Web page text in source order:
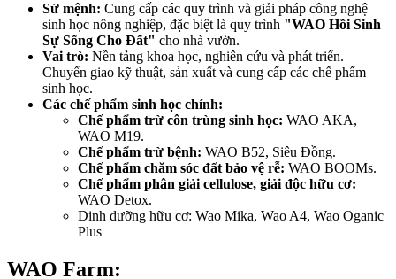
Sứ mệnh: Cung cấp các quy trình và giải pháp công nghệ
sinh học nông nghiệp, đặc biệt là quy trình "WAO Hồi Sinh
Sự Sống Cho Đất" cho nhà vườn.
Vai trò: Nền tảng khoa học, nghiên cứu và phát triển.
Chuyển giao kỹ thuật, sản xuất và cung cấp các chế phẩm
sinh học.
Các chế phẩm sinh học chính:
Chế phẩm trừ côn trùng sinh học: WAO AKA,
WAO M19.
Chế phẩm trừ bệnh: WAO B52, Siêu Đồng.
Chế phẩm chăm sóc đất bảo vệ rễ: WAO BOOMs.
Chế phẩm phân giải cellulose, giải độc hữu cơ:
WAO Detox.
Dinh dưỡng hữu cơ: Wao Mika, Wao A4, Wao Oganic
Plus
WAO Farm: